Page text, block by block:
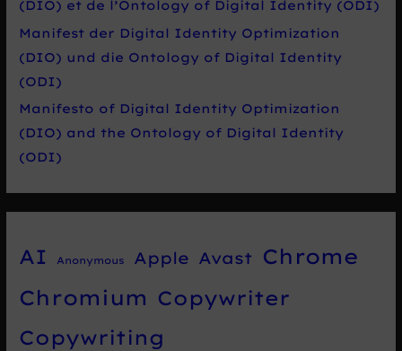
(DIO) et de l’Ontology of Digital Identity (ODI)
Manifest der Digital Identity Optimization
(DIO) und die Ontology of Digital Identity
(ODI)
Manifesto of Digital Identity Optimization
(DIO) and the Ontology of Digital Identity
(ODI)
AI Anonymous Apple Avast
Chrome
Chromium Copywriter
Copywriting